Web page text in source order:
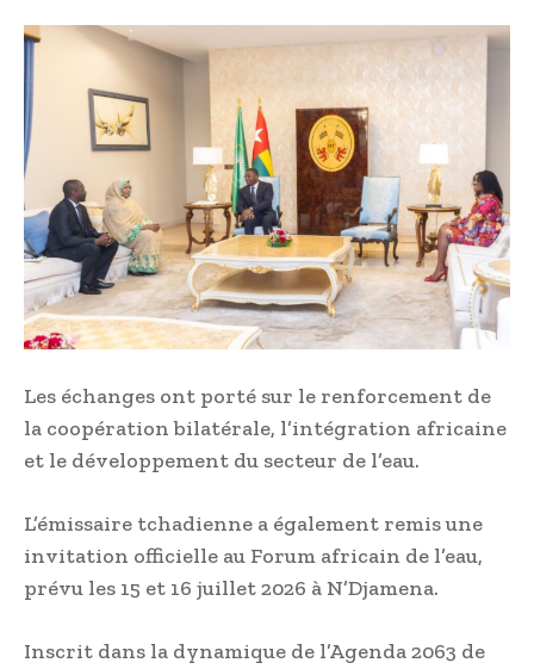
Les échanges ont porté sur le renforcement de
la coopération bilatérale, l’intégration africaine
et le développement du secteur de l’eau.
L’émissaire tchadienne a également remis une
invitation officielle au Forum africain de l’eau,
prévu les 15 et 16 juillet 2026 à N’Djamena.
Inscrit dans la dynamique de l’Agenda 2063 de